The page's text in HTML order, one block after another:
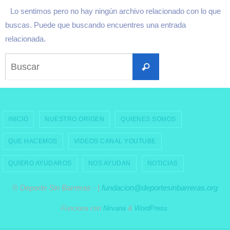
Lo sentimos pero no hay ningún archivo relacionado con lo que
buscas. Puede que buscando encuentres una entrada
relacionada.
Buscar
INICIO NUESTRO ORIGEN QUIENES SOMOS
QUE HACEMOS VIDEOS CANAL YOUTUBE
QUIERO AYUDAROS NOS AYUDAN NOTICIAS
© Deporte Sin Barreras · | fundacion@deportesinbarreras.org
Funciona con Nirvana& WordPress.